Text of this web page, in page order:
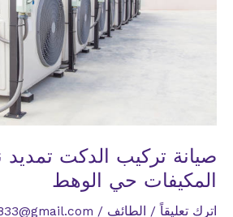
صيانة تركيب الدكت
المكيفات حي الوهط
اترك تعليقاً / الطائف /